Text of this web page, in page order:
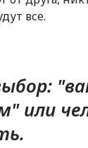
все.
или